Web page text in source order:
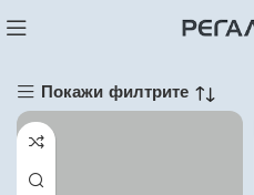
Покажи филтрите